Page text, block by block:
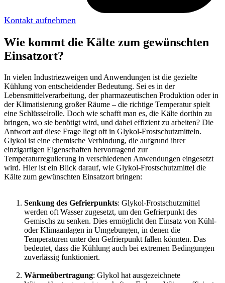
Kontakt aufnehmen
Wie kommt die Kälte zum gewünschten
Einsatzort?
In vielen Industriezweigen und Anwendungen ist die gezielte
Kühlung von entscheidender Bedeutung. Sei es in der
Lebensmittelverarbeitung, der pharmazeutischen Produktion oder in
der Klimatisierung großer Räume – die richtige Temperatur spielt
eine Schlüsselrolle. Doch wie schafft man es, die Kälte dorthin zu
bringen, wo sie benötigt wird, und dabei effizient zu arbeiten? Die
Antwort auf diese Frage liegt oft in Glykol-Frostschutzmitteln.
Glykol ist eine chemische Verbindung, die aufgrund ihrer
einzigartigen Eigenschaften hervorragend zur
Temperaturregulierung in verschiedenen Anwendungen eingesetzt
wird. Hier ist ein Blick darauf, wie Glykol-Frostschutzmittel die
Kälte zum gewünschten Einsatzort bringen:
Senkung des Gefrierpunkts: Glykol-Frostschutzmittel
werden oft Wasser zugesetzt, um den Gefrierpunkt des
Gemischs zu senken. Dies ermöglicht den Einsatz von Kühl-
oder Klimaanlagen in Umgebungen, in denen die
Temperaturen unter den Gefrierpunkt fallen könnten. Das
bedeutet, dass die Kühlung auch bei extremen Bedingungen
zuverlässig funktioniert.
Wärmeübertragung: Glykol hat ausgezeichnete